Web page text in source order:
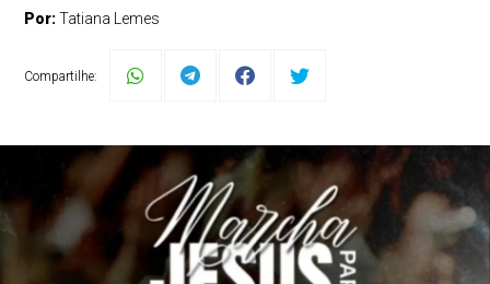
Por:Tatiana Lemes
Compartilhe: